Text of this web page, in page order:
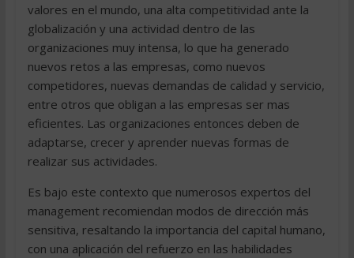
valores en el mundo, una alta competitividad ante la
globalización y una actividad dentro de las
organizaciones muy intensa, lo que ha generado
nuevos retos a las empresas, como nuevos
competidores, nuevas demandas de calidad y servicio,
entre otros que obligan a las empresas ser mas
eficientes. Las organizaciones entonces deben de
adaptarse, crecer y aprender nuevas formas de
realizar sus actividades.
Es bajo este contexto que numerosos expertos del
management recomiendan modos de dirección más
sensitiva, resaltando la importancia del capital humano,
con una aplicación del refuerzo en las habilidades